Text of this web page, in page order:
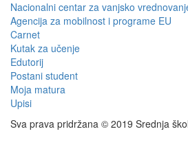
Nacionalni centar za vanjsko
Agencija za mobilnost i programe EU
Carnet
Kutak za učenje
Edutorij
Postani student
Moja matura
Upisi
Sva prava pridržana © 2019 Srednja